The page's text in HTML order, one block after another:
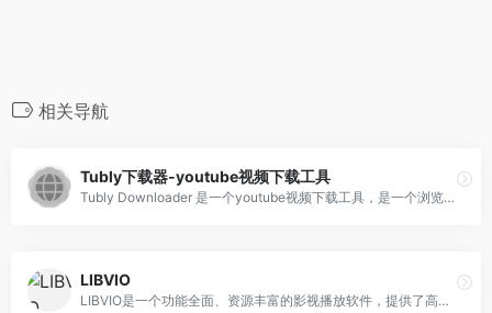
相关导航
Tubly下载器-youtube视频下载工具
Tubly Downloader 是一个youtube视频下载工具，是一个浏览器插件，支持Chrome、Edge以及火狐。该工具能够为我们提供快速、可靠、安全的YouTube视频下载体验。该工具支持将youtube下载保存为4K超高清影片，也可以将youtube视频转换为MP3格式，只需安装扩展，便可一键下载YouTube视频。
LIBVIO
LIBVIO是一个功能全面、资源丰富的影视播放软件，提供了高清流畅的观影体验，并具备强大的搜索和筛选功能，以及社区交流等特色功能。无论你是想要观看最新的热门剧集，还是想要重温经典老片，LIBVIO都能满足你的需求